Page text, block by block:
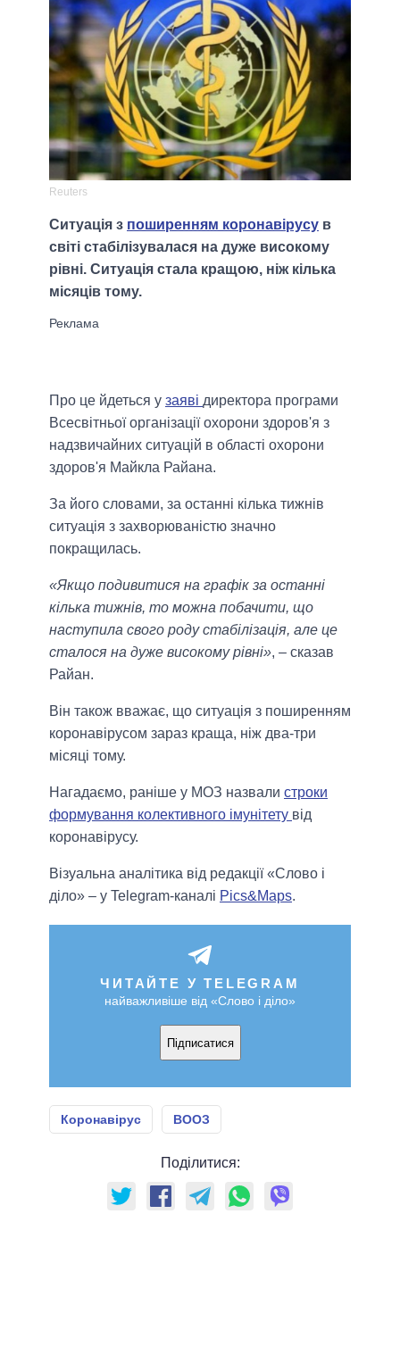
Reuters
Ситуація з поширенням коронавірусу в
світі стабілізувалася на дуже високому
рівні. Ситуація стала кращою, ніж кілька
місяців тому.
Про це йдеться у заяві директора програми
Всесвітньої організації охорони здоров'я з
надзвичайних ситуацій в області охорони
здоров'я Майкла Райана.
За його словами, за останні кілька тижнів
ситуація з захворюваністю значно
покращилась.
«Якщо подивитися на графік за останні
кілька тижнів, то можна побачити, що
наступила свого роду стабілізація, але це
сталося на дуже високому рівні», – сказав
Райан.
Він також вважає, що ситуація з поширенням
коронавірусом зараз краща, ніж два-три
місяці тому.
Нагадаємо, раніше у МОЗ назвали строки
формування колективного імунітету від
коронавірусу.
Візуальна аналітика від редакції «Слово і
діло» – у Telegram-каналі Pics&Maps.
ЧИТАЙТЕ У TELEGRAM
найважливіше від «Слово і діло»
Підписатися
Коронавірус ВООЗ
Поділитися: